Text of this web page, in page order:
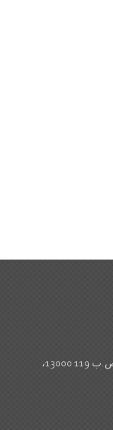
22، شارع أبي عياد عبد الكريم نهج باستور ص.ب 119 13000،